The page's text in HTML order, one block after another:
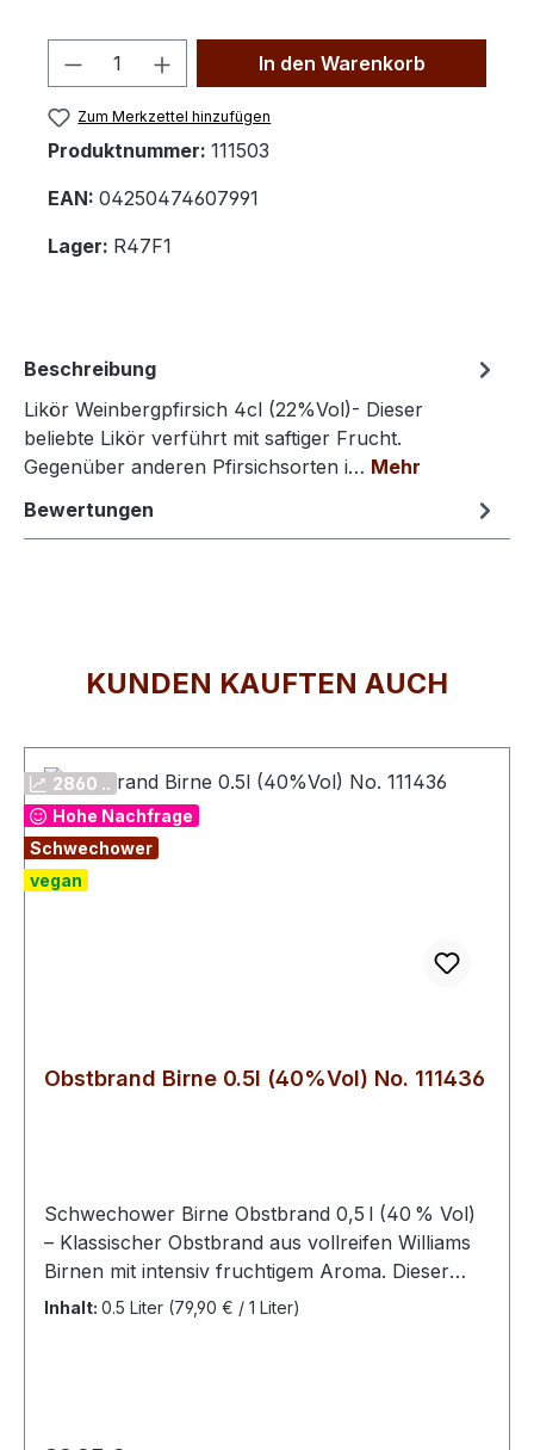
Produkt Anzahl: Gib den
In den Warenkorb
Zum Merkzettel hinzufügen
Produktnummer: 111503
EAN: 04250474607991
Lager: R47F1
Beschreibung
Likör Weinbergpfirsich 4cl (22%Vol)- Dieser
beliebte Likör verführt mit saftiger Frucht.
Gegenüber anderen Pfirsichsorten i… Mehr
Bewertungen
KUNDEN KAUFTEN AUCH
2860 ..
Hohe Nachfrage
Schwechower
vegan
Obstbrand Birne 0.5l (40%Vol) No. 111436
Schwechower Birne Obstbrand 0,5 l (40 % Vol)
– Klassischer Obstbrand aus vollreifen Williams
Birnen mit intensiv fruchtigem Aroma. Dieser
klare Brand kombiniert elegante Fruchtigkeit und
Der handwerklich hergestellte Obstbrand
Inhalt: 0.5 Liter (79,90 € / 1 Liter)